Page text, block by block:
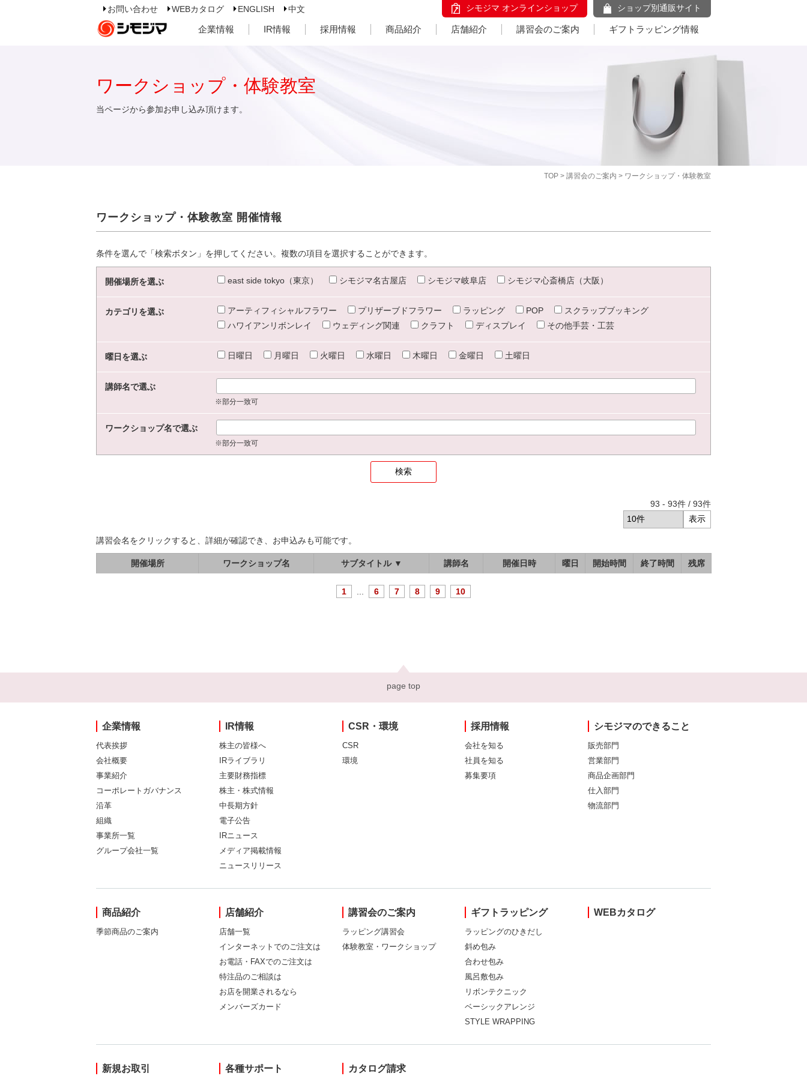
お問い合わせ WEBカタログ ENGLISH 中文 シモジマ オンラインショップ ショップ別通販サイト
企業情報 IR情報 採用情報 商品紹介 店舗紹介 講習会のご案内 ギフトラッピング情報
TOP > 講習会のご案内 > ワークショップ・体験教室
ワークショップ・体験教室
当ページから参加お申し込み頂けます。
ワークショップ・体験教室 開催情報
条件を選んで「検索ボタン」を押してください。複数の項目を選択することができます。
開催場所を選ぶ east side tokyo（東京） シモジマ名古屋店 シモジマ岐阜店 シモジマ心斎橋店（大阪）
カテゴリを選ぶ アーティフィシャルフラワー プリザーブドフラワー ラッピング POP
スクラップブッキング
ハワイアンリボンレイ
ウェディング関連 クラフト ディスプレイ その他手芸・工芸
曜日を選ぶ 日曜日 月曜日 火曜日 水曜日 木曜日 金曜日 土曜日
講師名で選ぶ
※部分一致可
ワークショップ名で選ぶ
※部分一致可
93 - 93件 / 93件
講習会名をクリックすると、詳細が確認でき、お申込みも可能です。
開催場所 ワークショップ名 サブタイトル ▼ 講師名 開催日時 曜日 開始時間 終了時間 残席
1 6 7 8 9 10
page top
企業情報
代表挨拶
会社概要
事業紹介
コーポレートガバナンス
沿革
組織
事業所一覧
グループ会社一覧
IR情報
株主の皆様へ
IRライブラリ
主要財務指標
株主・株式情報
中長期方針
電子公告
IRニュース
メディア掲載情報
ニュースリリース
CSR・環境
CSR
環境
採用情報
会社を知る
社員を知る
募集要項
シモジマのできること
販売部門
営業部門
商品企画部門
仕入部門
物流部門
商品紹介
季節商品のご案内
店舗紹介
店舗一覧
インターネットでのご注文は
お電話・FAXでのご注文は
特注品のご相談は
お店を開業されるなら
メンバーズカード
講習会のご案内
ラッピング講習会
体験教室・ワークショップ
ギフトラッピング
ラッピングのひきだし
斜め包み
合わせ包み
風呂敷包み
リボンテクニック
ベーシックアレンジ
STYLE WRAPPING
WEBカタログ
新規お取引 各種サポート カタログ請求